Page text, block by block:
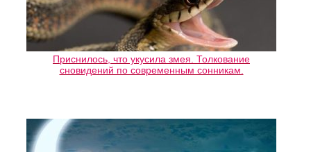
Приснилось, что укусила змея. Толкование
сновидений по современным сонникам.